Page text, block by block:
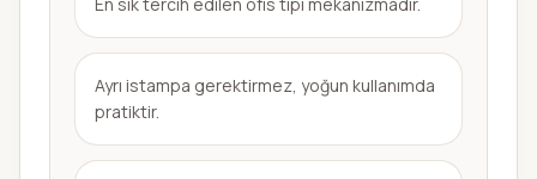
Ayrı istampa gerektirmez, yoğun kullanımda
pratiktir.